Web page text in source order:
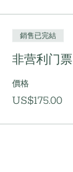
銷售已完結
非营利门票
價格
US$175.00